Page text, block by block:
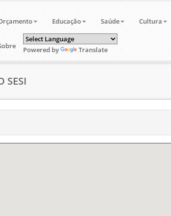
Educação Saúde Cultura
Powered by Translate
SESI